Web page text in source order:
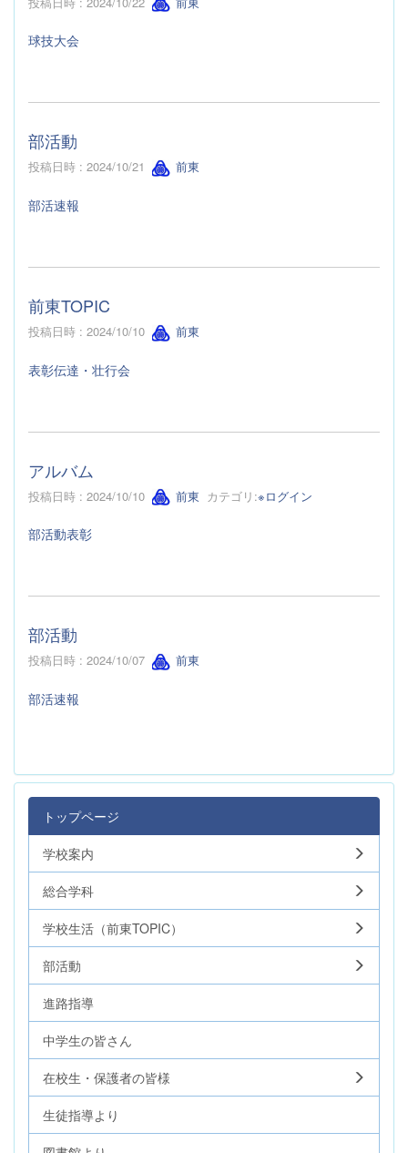
球技大会
部活動
投稿日時 : 2024/10/21 前東
部活速報
前東TOPIC
投稿日時 : 2024/10/10 前東
表彰伝達・壮行会
アルバム
投稿日時 : 2024/10/10 前東 カテゴリ:※ログイン
部活動表彰
部活動
投稿日時 : 2024/10/07 前東
部活速報
トップページ
学校案内
総合学科
学校生活（前東TOPIC）
部活動
進路指導
中学生の皆さん
在校生・保護者の皆様
生徒指導より